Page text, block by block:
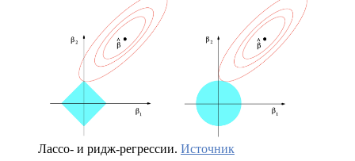
Лассо- и ридж-регрессии. Источник